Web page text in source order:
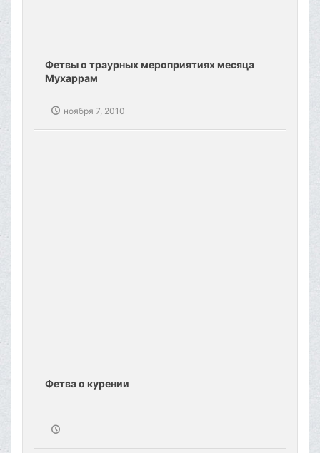
Фетвы о траурных мероприятиях месяца
Мухаррам
ноября 7, 2010
Фетва о курении